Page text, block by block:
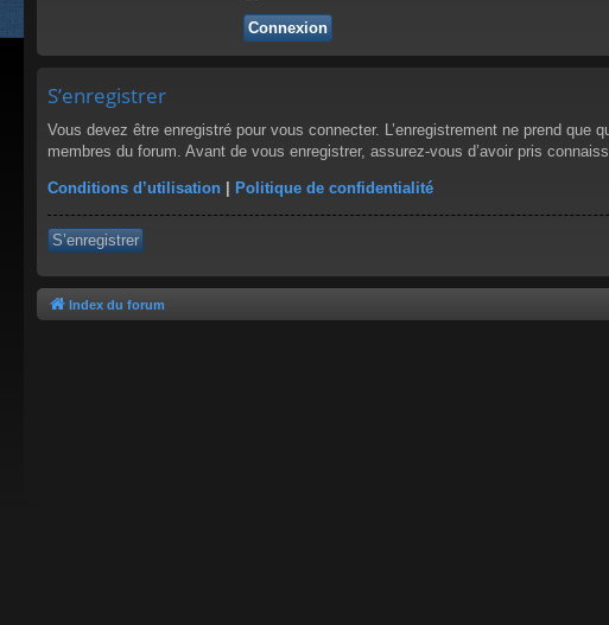
S’enregistrer
Vous devez être enregistré pour vous connecter. L’enregistrement ne prend
membres du forum. Avant de vous enregistrer, assurez-vous d’avoir pris
Conditions d’utilisation | Politique de confidentialité
S’enregistrer
Index du forum